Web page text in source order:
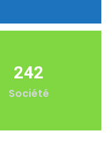
242
Société